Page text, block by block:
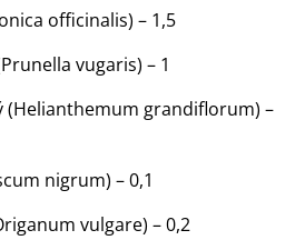
officinalis) – 1,5
vugaris) – 1
(Helianthemum grandiflorum) –
nigrum) – 0,1
vulgare) – 0,2